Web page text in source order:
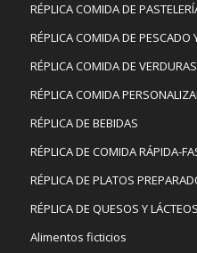
RÉPLICA COMIDA DE
RÉPLICA COMIDA DE PESCADO
RÉPLICA COMIDA DE VERDURAS
RÉPLICA COMIDA
RÉPLICA DE BEBIDAS
RÉPLICA DE COMIDA RÁPIDA-
RÉPLICA DE PLATOS
RÉPLICA DE QUESOS Y LÁCTEOS
Alimentos ficticios